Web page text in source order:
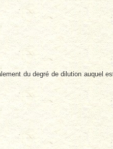
du degré de dilution auquel